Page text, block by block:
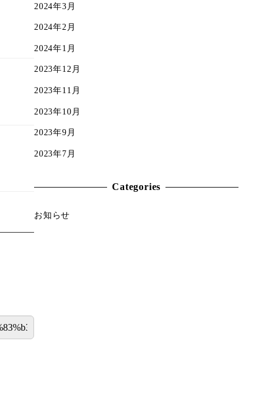
2024年3月
2024年2月
2024年1月
2023年12月
2023年11月
2023年10月
2023年9月
2023年7月
Categories
お知らせ